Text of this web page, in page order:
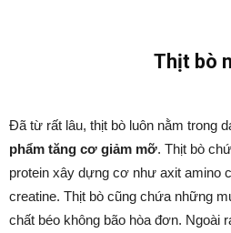
Thịt bò
Đã từ rất lâu, thịt bò luôn nằm trong
phẩm tăng cơ giảm mỡ. Thịt bò
protein xây dựng cơ như axit amino
creatine. Thịt bò cũng chứa những
chất béo không bão hòa đơn. Ngoài